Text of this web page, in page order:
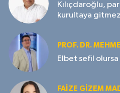
Kılıçdaroğlu,
kurultaya
PROF. DR.
Elbet sefil olursa
FAIZE GIZEM